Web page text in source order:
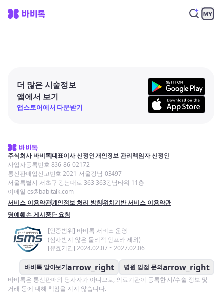
더 많은 시술정보
앱에서 보기
앱스토어에서 다운받기
주식회사 바비톡대표이사 신정인개인정보 관리책임자 신정인
사업자등록번호 836-86-02172
통신판매업신고번호 2021-서울강남-03497
서울특별시 서초구 강남대로 363 363강남타워 11층
이메일 cs@babitalk.com
서비스 이용약관개인정보 처리 방침위치기반 서비스 이용약관
명예훼손 게시중단 요청
[인증범위] 바비톡 서비스 운영
(심사받지 않은 물리적 인프라 제외)
[유효기간] 2024.02.07 ~ 2027.02.06
바비톡 알아보기arrow_right 병원 입점 문의arrow_right
바비톡은 통신판매의 당사자가 아니므로, 의료기관이 등록한 시/수술 정보 및
거래 등에 대해 책임을 지지 않습니다.